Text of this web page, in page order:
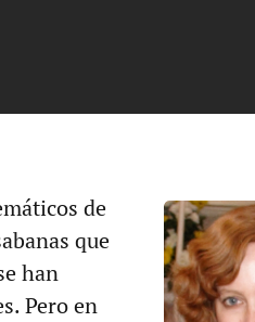
de
que
han
Pero en